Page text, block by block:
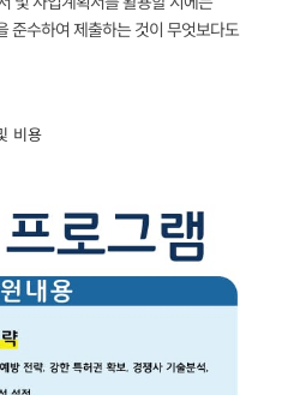
준수하여 제출하는 것이 무엇보다도
비용